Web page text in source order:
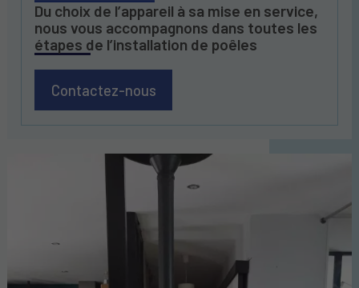
Du choix de l’appareil à sa mise en service,
nous vous accompagnons dans toutes les
étapes de l’installation de poêles
Contactez-nous